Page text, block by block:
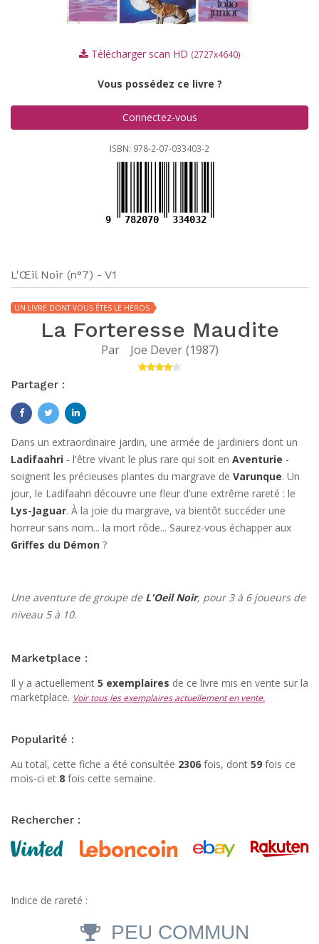
Télécharger scan HD (2727x4640)
Vous possédez ce livre ?
Connectez-vous
ISBN: 978-2-07-033403-2
9 782070 334032
L'Œil Noir (n°7) - V1
UN LIVRE DONT VOUS ÊTES LE HÉROS
La Forteresse Maudite
Par Joe Dever (1987)
Partager :
Dans un extraordinaire jardin, une armée de jardiniers dont un
Ladifaahri - l'être vivant le plus rare qui soit en Aventurie -
soignent les précieuses plantes du margrave de Varunque. Un
jour, le Ladifaahri découvre une fleur d'une extrême rareté : le
Lys-Jaguar. À la joie du margrave, va bientôt succéder une
horreur sans nom... la mort rôde... Saurez-vous échapper aux
Griffes du Démon ?
Une aventure de groupe de L'Oeil Noir, pour 3 à 6 joueurs de
niveau 5 à 10.
Marketplace :
Il y a actuellement 5 exemplaires de ce livre mis en vente sur la
marketplace. Voir tous les exemplaires actuellement en vente.
Popularité :
Au total, cette fiche a été consultée 2306 fois, dont 59 fois ce
mois-ci et 8 fois cette semaine.
Rechercher :
Indice de rareté :
PEU COMMUN